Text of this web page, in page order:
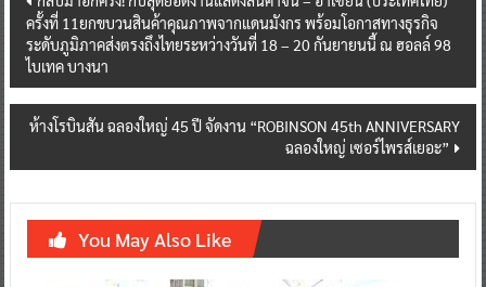
navigation
ครั้งที่ 11ยกขบวนสินค้าคุณภาพจากแดนมังกร พร้อมโอกาสทางธุรกิจ
ระดับภูมิภาคส่งตรงถึงไทยระหว่างวันที่ 18 – 20 กันยายนนี้ ณ ฮอลล์ 98
ไบเทค บางนา
ห้างโรบินสัน ฉลองใหญ่ 45 ปี จัดงาน “ROBINSON 45th ANNIVERSARY
ฉลองใหญ่ เซอร์ไพรส์เยอะ”
You May Also Like